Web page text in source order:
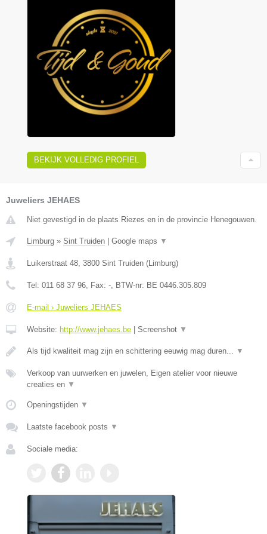
BEKIJK VOLLEDIG PROFIEL
Juweliers JEHAES
Niet gevestigd in de plaats Riezes en in de provincie Henegouwen.
Limburg » Sint Truiden | Google maps ▼
Luikerstraat 48 3800 Sint Truiden (Limburg)
Tel: 011 68 37 96 , Fax: - , BTW-nr: BE 0446.305.809
E-mail › Juweliers JEHAES
Website: http://www.jehaes.be | Screenshot ▼
Als tijd kwaliteit mag zijn en schittering eeuwig mag duren... ▼
Verkoop van uurwerken en juwelen, Eigen atelier voor nieuwe
creaties en ▼
Openingstijden ▼
Laatste facebook posts ▼
Sociale media: